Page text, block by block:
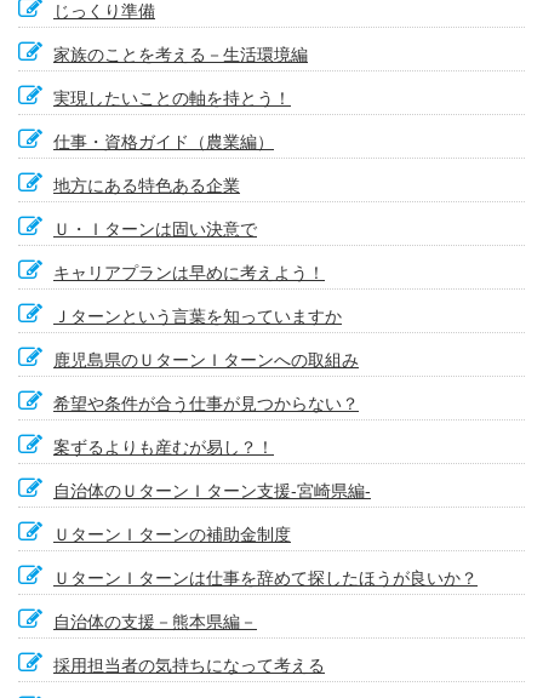
じっくり準備
家族のことを考える－生活環境編
実現したいことの軸を持とう！
仕事・資格ガイド（農業編）
地方にある特色ある企業
Ｕ・Ｉターンは固い決意で
キャリアプランは早めに考えよう！
Ｊターンという言葉を知っていますか
鹿児島県のＵターンＩターンへの取組み
希望や条件が合う仕事が見つからない？
案ずるよりも産むが易し？！
自治体のＵターンＩターン支援-宮崎県編-
ＵターンＩターンの補助金制度
ＵターンＩターンは仕事を辞めて探したほうが良いか？
自治体の支援－熊本県編－
採用担当者の気持ちになって考える